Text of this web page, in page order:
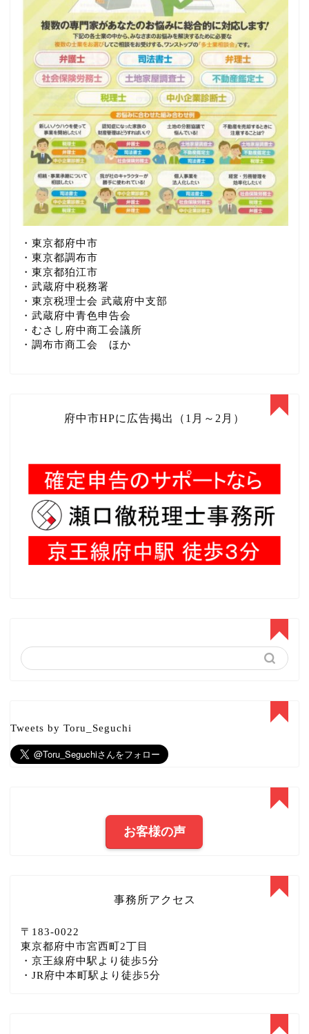
・東京都府中市
・東京都調布市
・東京都狛江市
・武蔵府中税務署
・東京税理士会 武蔵府中支部
・武蔵府中青色申告会
・むさし府中商工会議所
・調布市商工会 ほか
府中市HPに広告掲出（1月～2月）
Tweets by Toru_Seguchi
お客様の声
事務所アクセス
〒183‐0022
東京都府中市宮西町2丁目
・京王線府中駅より徒歩5分
・JR府中本町駅より徒歩5分